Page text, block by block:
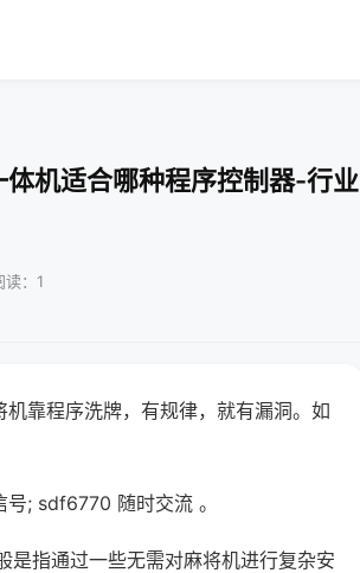
机适合哪种程序控制器-行业
：1
靠程序洗牌，有规律，就有漏洞。如
; sdf6770 随时交流 。
是指通过一些无需对麻将机进行复杂安